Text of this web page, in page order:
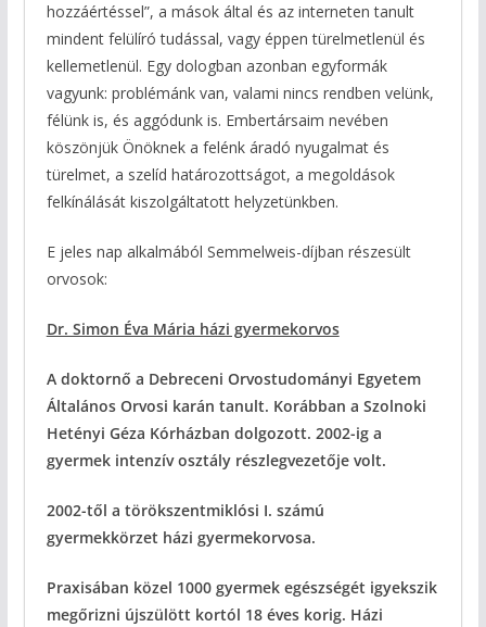
hozzáértéssel”, a mások által és az interneten tanult
mindent felülíró tudással, vagy éppen türelmetlenül és
kellemetlenül. Egy dologban azonban egyformák
vagyunk: problémánk van, valami nincs rendben velünk,
félünk is, és aggódunk is. Embertársaim nevében
köszönjük Önöknek a felénk áradó nyugalmat és
türelmet, a szelíd határozottságot, a megoldások
felkínálását kiszolgáltatott helyzetünkben.
E jeles nap alkalmából Semmelweis-díjban részesült
orvosok:
Dr. Simon Éva Mária házi gyermekorvos
A doktornő a Debreceni Orvostudományi Egyetem
Általános Orvosi karán tanult. Korábban a Szolnoki
Hetényi Géza Kórházban dolgozott. 2002-ig a
gyermek intenzív osztály részlegvezetője volt.
2002-től a törökszentmiklósi I. számú
gyermekkörzet házi gyermekorvosa.
Praxisában közel 1000 gyermek egészségét igyekszik
megőrizni újszülött kortól 18 éves korig. Házi